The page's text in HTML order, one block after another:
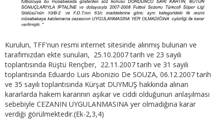
Kurulun, TFF'nun resmi internet sitesinde alınmış bulunan ve
tarafımızdan ekte sunulan, 25.10.2007 tarih ve 23 sayılı
toplantısında Rüştü Rençber, 22.11.2007 tarih ve 31 sayılı
toplantısında Eduardo Luis Abonizio De SOUZA, 06.12.2007 tarih
ve 35 sayılı toplantısında Kürşat DUYMUŞ hakkında alınan
kararlarda hakem kararının aşikar ve ciddi olduğunun anlaşılması
sebebiyle CEZANIN UYGULANMASINA yer olmadığına karar
verdiği görülmektedir.(Ek-2,3,4)